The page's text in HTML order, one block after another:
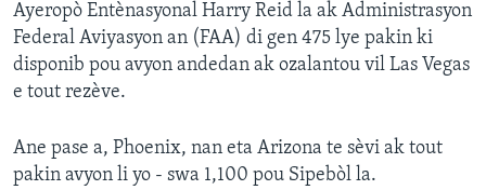
Ayeropò Entènasyonal Harry Reid la ak Administrasyon
Federal Aviyasyon an (FAA) di gen 475 lye pakin ki
disponib pou avyon andedan ak ozalantou vil Las Vegas
e tout rezève.
Ane pase a, Phoenix, nan eta Arizona te sèvi ak tout
pakin avyon li yo - swa 1,100 pou Sipebòl la.